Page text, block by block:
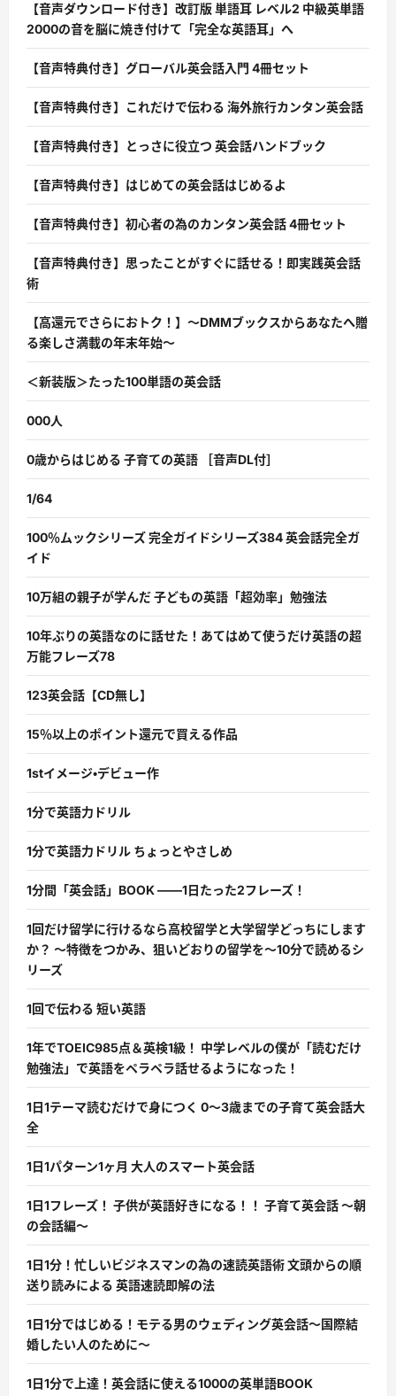
【音声ダウンロード付き】改訂版 単語耳 レベル2 中級英単語
2000の音を脳に焼き付けて「完全な英語耳」へ
【音声特典付き】グローバル英会話入門 4冊セット
【音声特典付き】これだけで伝わる 海外旅行カンタン英会話
【音声特典付き】とっさに役立つ 英会話ハンドブック
【音声特典付き】はじめての英会話はじめるよ
【音声特典付き】初心者の為のカンタン英会話 4冊セット
【音声特典付き】思ったことがすぐに話せる！即実践英会話
術
【高還元でさらにおトク！】〜DMMブックスからあなたへ贈
る楽しさ満載の年末年始〜
＜新装版＞たった100単語の英会話
000人
0歳からはじめる 子育ての英語 ［音声DL付］
1/64
100％ムックシリーズ 完全ガイドシリーズ384 英会話完全ガ
イド
10万組の親子が学んだ 子どもの英語「超効率」勉強法
10年ぶりの英語なのに話せた！あてはめて使うだけ英語の超
万能フレーズ78
123英会話【CD無し】
15％以上のポイント還元で買える作品
1stイメージ・デビュー作
1分で英語力ドリル
1分で英語力ドリル ちょっとやさしめ
1分間「英会話」BOOK ――1日たった2フレーズ！
1回だけ留学に行けるなら高校留学と大学留学どっちにします
か？ 〜特徴をつかみ、狙いどおりの留学を〜10分で読めるシ
リーズ
1回で伝わる 短い英語
1年でTOEIC985点＆英検1級！ 中学レベルの僕が「読むだけ
勉強法」で英語をペラペラ話せるようになった！
1日1テーマ読むだけで身につく 0〜3歳までの子育て英会話大
全
1日1パターン1ヶ月 大人のスマート英会話
1日1フレーズ！ 子供が英語好きになる！！ 子育て英会話 〜朝
の会話編〜
1日1分！忙しいビジネスマンの為の速読英語術 文頭からの順
送り読みによる 英語速読即解の法
1日1分ではじめる！モテる男のウェディング英会話〜国際結
婚したい人のために〜
1日1分で上達！英会話に使える1000の英単語BOOK